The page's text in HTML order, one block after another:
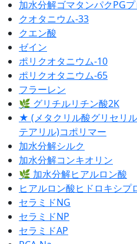
加水分解ゴマタンパクPG
クオタニウム-33
クエン酸
ゼイン
ポリクオタニウム-10
ポリクオタニウム-65
フラーレン
🌿 グリチルリチン酸2K
★ (メタクリル酸グリセリ
テアリル)コポリマー
加水分解シルク
加水分解コンキオリン
🌿 加水分解ヒアルロン酸
ヒアルロン酸ヒドロキシプ
セラミドNG
セラミドNP
セラミドAP